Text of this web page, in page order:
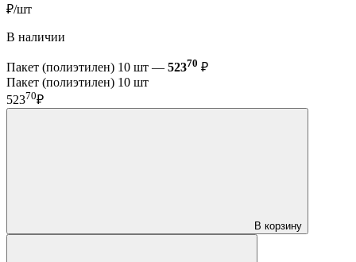
₽/шт
В наличии
Пакет (полиэтилен) 10 шт — 52370 ₽
Пакет (полиэтилен) 10 шт
52370₽
В корзину